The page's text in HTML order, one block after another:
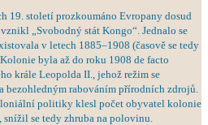
19. století prozkoumáno Evropany dosud
„Svobodný stát Kongo“. Jednalo se
v letech 1885–1908 (časově se tedy
byla až do roku 1908 de facto
krále Leopolda II., jehož režim se
rabováním přírodních zdrojů.
politiky klesl počet obyvatel kolonie
se tedy zhruba na polovinu.